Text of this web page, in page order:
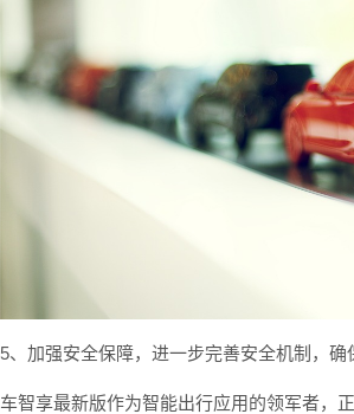
5、加强安全保障，进一步完善安全机制，确
车智享最新版作为智能出行应用的领军者，